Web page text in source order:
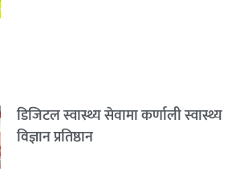
डिजिटल स्वास्थ्य सेवामा कर्णाली स्वास्थ्य
विज्ञान प्रतिष्ठान